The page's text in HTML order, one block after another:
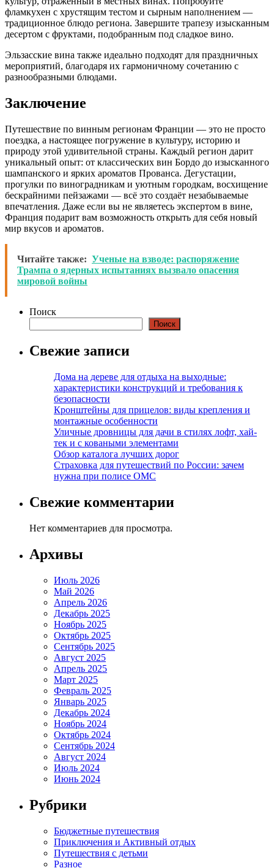
фламкухен с хрустящим тестом и сырным наполнением —
традиционное блюдо региона. Завершите трапезу изысканным
десертом с фруктами, подобранным под сладкое вино.
Эльзасские вина также идеально подходят для праздничных
мероприятий, благодаря их гармоничному сочетанию с
разнообразными блюдами.
Заключение
Путешествие по винным регионам Франции — это не просто
поездка, а настоящее погружение в культуру, историю и
природу этой удивительной страны. Каждый регион дарит
уникальный опыт: от классических вин Бордо до изысканного
шампанского и ярких ароматов Прованса. Дегустации,
прогулки по виноградникам и уютным городкам, восхищение
бескрайними пейзажами — всё это создаёт незабываемые
впечатления. Даже если вы не являетесь экспертом в вине,
Франция подарит вам возможность открыть для себя новый
мир вкусов и ароматов.
Читайте также: Ученые на взводе: распоряжение
Трампа о ядерных испытаниях вызвало опасения
мировой войны
Поиск
Поиск
Свежие записи
Дома на дереве для отдыха на выходные:
характеристики конструкций и требования к
безопасности
Кронштейны для прицелов: виды крепления и
монтажные особенности
Уличные дровницы для дачи в стилях лофт, хай-
тек и с коваными элементами
Обзор каталога лучших дорог
Страховка для путешествий по России: зачем
нужна при полисе ОМС
Свежие комментарии
Нет комментариев для просмотра.
Архивы
Июль 2026
Май 2026
Апрель 2026
Декабрь 2025
Ноябрь 2025
Октябрь 2025
Сентябрь 2025
Август 2025
Апрель 2025
Март 2025
Февраль 2025
Январь 2025
Декабрь 2024
Ноябрь 2024
Октябрь 2024
Сентябрь 2024
Август 2024
Июль 2024
Июнь 2024
Рубрики
Бюджетные путешествия
Приключения и Активный отдых
Путешествия с детьми
Разное